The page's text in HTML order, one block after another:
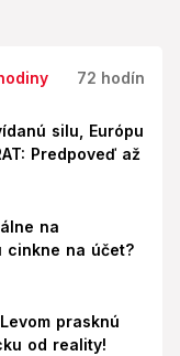
72 hodín
silu, Európu
Predpoveď až
na
cinkne na účet?
prasknú
od reality!